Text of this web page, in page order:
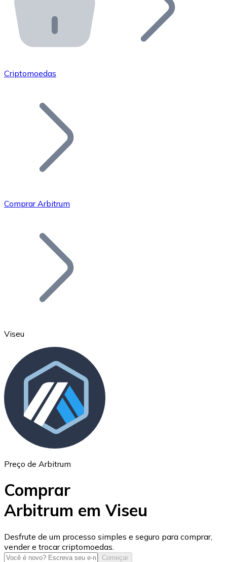
API Bitnovo
Integre nossa API no seu ecossistema.
Junte-se à nossa rede de revendedores e comercialize
Adicione o token do seu projeto ao nosso serviço de
Bitcoin
Ethereum
ETH
USD Coin
USDC
Criptomoedas
Comprar Arbitrum
Viseu
Preço de Arbitrum
Comprar
Arbitrum em Viseu
Desfrute de um processo simples e seguro para comprar,
vender e trocar criptomoedas.
Começar